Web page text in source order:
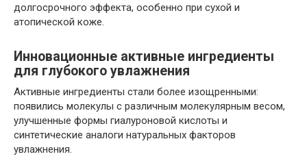
долгосрочного эффекта, особенно при сухой и
атопической коже.
Инновационные активные ингредиенты
для глубокого увлажнения
Активные ингредиенты стали более изощренными:
появились молекулы с различным молекулярным весом,
улучшенные формы гиалуроновой кислоты и
синтетические аналоги натуральных факторов
увлажнения.